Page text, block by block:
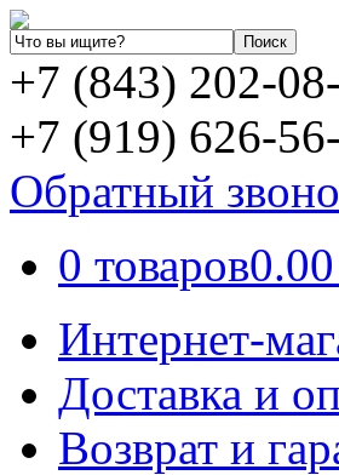
+7 (843) 202-
+7 (919) 626-
Обратный
0 товаров
Интернет-
Доставка и
Возврат и